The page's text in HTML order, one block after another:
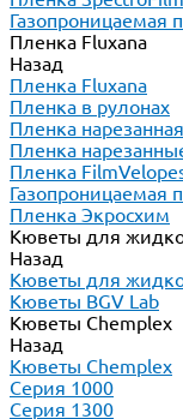
Газопроницаемая
Пленка Fluxana
Назад
Пленка Fluxana
Пленка в рулонах
Пленка
Пленка
Пленка
Газопроницаемая
Пленка Экросхим
Кюветы для
Назад
Кюветы для
Кюветы BGV Lab
Кюветы Chemplex
Назад
Кюветы Chemplex
Серия 1000
Серия 1300